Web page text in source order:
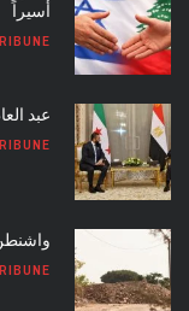
أسيراً
عبد